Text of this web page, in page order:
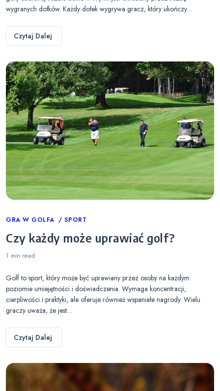
wygranych dołków. Każdy dołek wygrywa gracz, który ukończy…
Czytaj Dalej
Categories
GRA W GOLFA SPORT
Czy każdy może uprawiać golf?
1 min read
Golf to sport, który może być uprawiany przez osoby na każdym
poziomie umiejętności i doświadczenia. Wymaga koncentracji,
cierpliwości i praktyki, ale oferuje również wspaniałe nagrody. Wielu
graczy uważa, że jest…
Czytaj Dalej